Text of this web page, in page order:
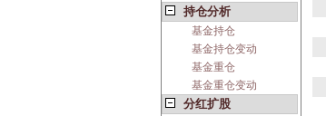
持仓分析
基金持仓
基金持仓变动
基金重仓
基金重仓变动
分红扩股